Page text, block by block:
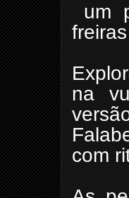
um
na
com